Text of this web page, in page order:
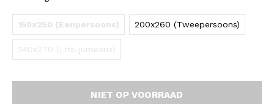
150x250 (Eenpersoons) 200x260 (Tweepersoons)
240x270 (Lits-jumeaux)
NIET OP VOORRAAD